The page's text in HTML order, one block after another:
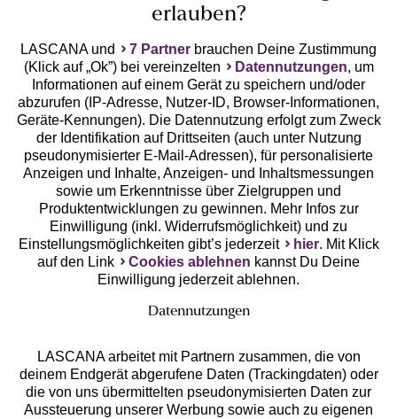
Geprüfte Sicherheit
Unsere Apps
Services
erlauben?
LASCANA und 7 Partner brauchen Deine Zustimmung
(Klick auf „Ok”) bei vereinzelten
Datennutzungen, um
Informationen auf einem Gerät zu speichern und/oder
abzurufen (IP-Adresse, Nutzer-ID, Browser-Informationen,
Geräte-Kennungen). Die Datennutzung erfolgt zum Zweck
der Identifikation auf Drittseiten (auch unter Nutzung
pseudonymisierter E-Mail-Adressen), für personalisierte
Anzeigen und Inhalte, Anzeigen- und Inhaltsmessungen
sowie um Erkenntnisse über Zielgruppen und
Produktentwicklungen zu gewinnen. Mehr Infos zur
Einwilligung (inkl. Widerrufsmöglichkeit) und zu
Einstellungsmöglichkeiten gibt’s jederzeit
hier. Mit Klick
auf den Link
Cookies ablehnen kannst Du Deine
Einwilligung jederzeit ablehnen.
Datennutzungen
LASCANA arbeitet mit Partnern zusammen, die von
deinem Endgerät abgerufene Daten (Trackingdaten) oder
die von uns übermittelten pseudonymisierten Daten zur
Aussteuerung unserer Werbung sowie auch zu eigenen